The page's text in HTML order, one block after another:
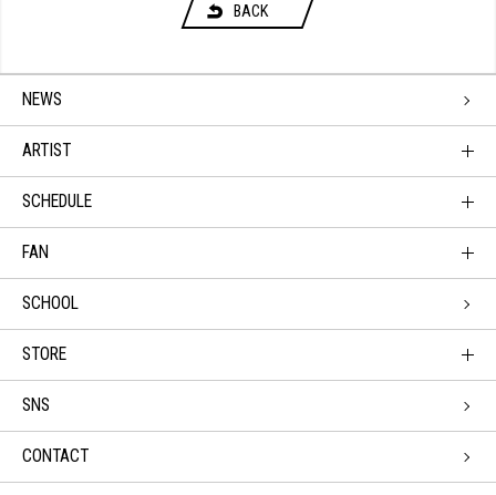
BACK
NEWS
ARTIST
SCHEDULE
FAN
SCHOOL
STORE
SNS
CONTACT